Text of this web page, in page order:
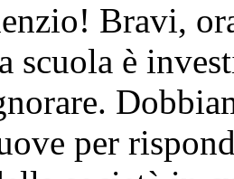
Bravi,
scuola è
per